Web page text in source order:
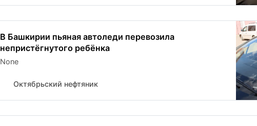
В Башкирии пьяная автоледи перевозила
непристёгнутого ребёнка
None
Октябрьский нефтяник